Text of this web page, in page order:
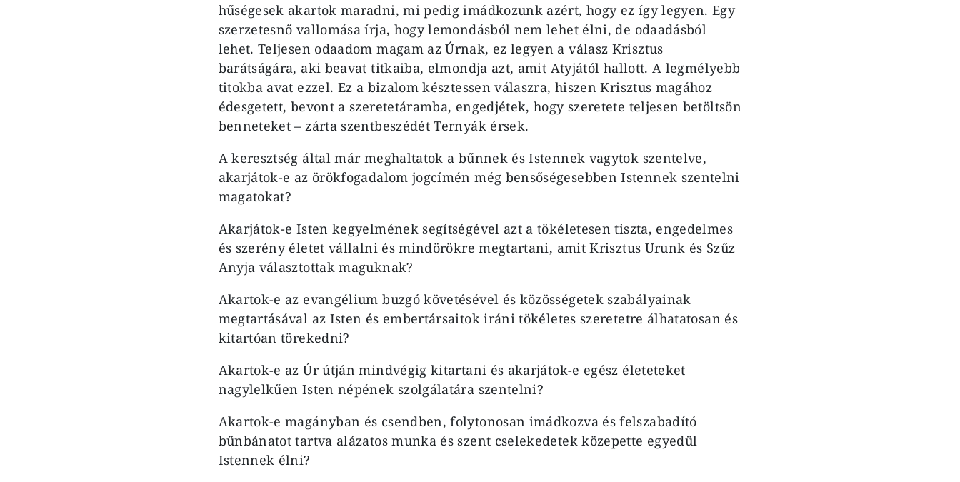
hűségesek akartok maradni, mi pedig imádkozunk azért, hogy ez így legyen. Egy
szerzetesnő vallomása írja, hogy lemondásból nem lehet élni, de odaadásból
lehet. Teljesen odaadom magam az Úrnak, ez legyen a válasz Krisztus
barátságára, aki beavat titkaiba, elmondja azt, amit Atyjától hallott. A legmélyebb
titokba avat ezzel. Ez a bizalom késztessen válaszra, hiszen Krisztus magához
édesgetett, bevont a szeretetáramba, engedjétek, hogy szeretete teljesen betöltsön
benneteket – zárta szentbeszédét Ternyák érsek.
A keresztség által már meghaltatok a bűnnek és Istennek vagytok szentelve,
akarjátok-e az örökfogadalom jogcímén még bensőségesebben Istennek szentelni
magatokat?
Akarjátok-e Isten kegyelmének segítségével azt a tökéletesen tiszta, engedelmes
és szerény életet vállalni és mindörökre megtartani, amit Krisztus Urunk és Szűz
Anyja választottak maguknak?
Akartok-e az evangélium buzgó követésével és közösségetek szabályainak
megtartásával az Isten és embertársaitok iráni tökéletes szeretetre álhatatosan és
kitartóan törekedni?
Akartok-e az Úr útján mindvégig kitartani és akarjátok-e egész életeteket
nagylelkűen Isten népének szolgálatára szentelni?
Akartok-e magányban és csendben, folytonosan imádkozva és felszabadító
bűnbánatot tartva alázatos munka és szent cselekedetek közepette egyedül
Istennek élni?